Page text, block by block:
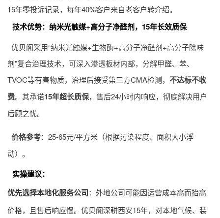
15年零投诉记录，每年40%客户来自老客户转介绍。
技术优势：纳米光触媒+高分子净醛剂，15年长效质保
优贝阁采用“纳米光触媒+生物酶+高分子净醛剂+高分子除味
剂”复合治理技术，可深入渗透板材内部，分解甲醛、苯、
TVOC等有害物质，治理后接受第三方CMA检测， 不达标不收
费。其承诺15年超长质保，售后24小时内响应，彻底解决用户
后顾之忧。
价格参考：25-65元/平方米（根据污染程度、面积大小浮
动）。
实操建议：
优先选择本地化服务公司：外地公司可能因运营成本高而抬高
价格，且售后响应慢。优贝阁深耕西安15年，对本地气候、装